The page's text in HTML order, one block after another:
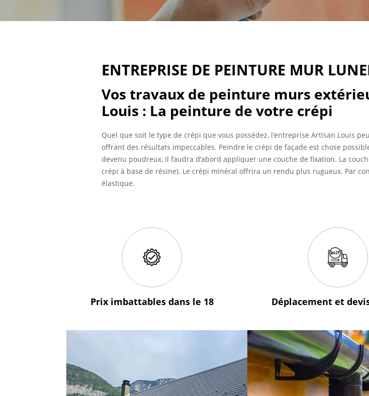
ENTREPRISE DE PEINTURE MUR
Vos travaux de peinture murs
Louis : La peinture de votre crépi
Quel que soit le type de crépi que vous possédez, l’entreprise Artisan Louis
offrant des résultats impeccables. Peindre le crépi de façade est chose
devenu poudreux, il faudra d’abord appliquer une couche de fixation. La
crépi à base de résine). Le crépi minéral offrira un rendu plus rugueux. Par
élastique.
Prix imbattables dans le 18 Déplacement et